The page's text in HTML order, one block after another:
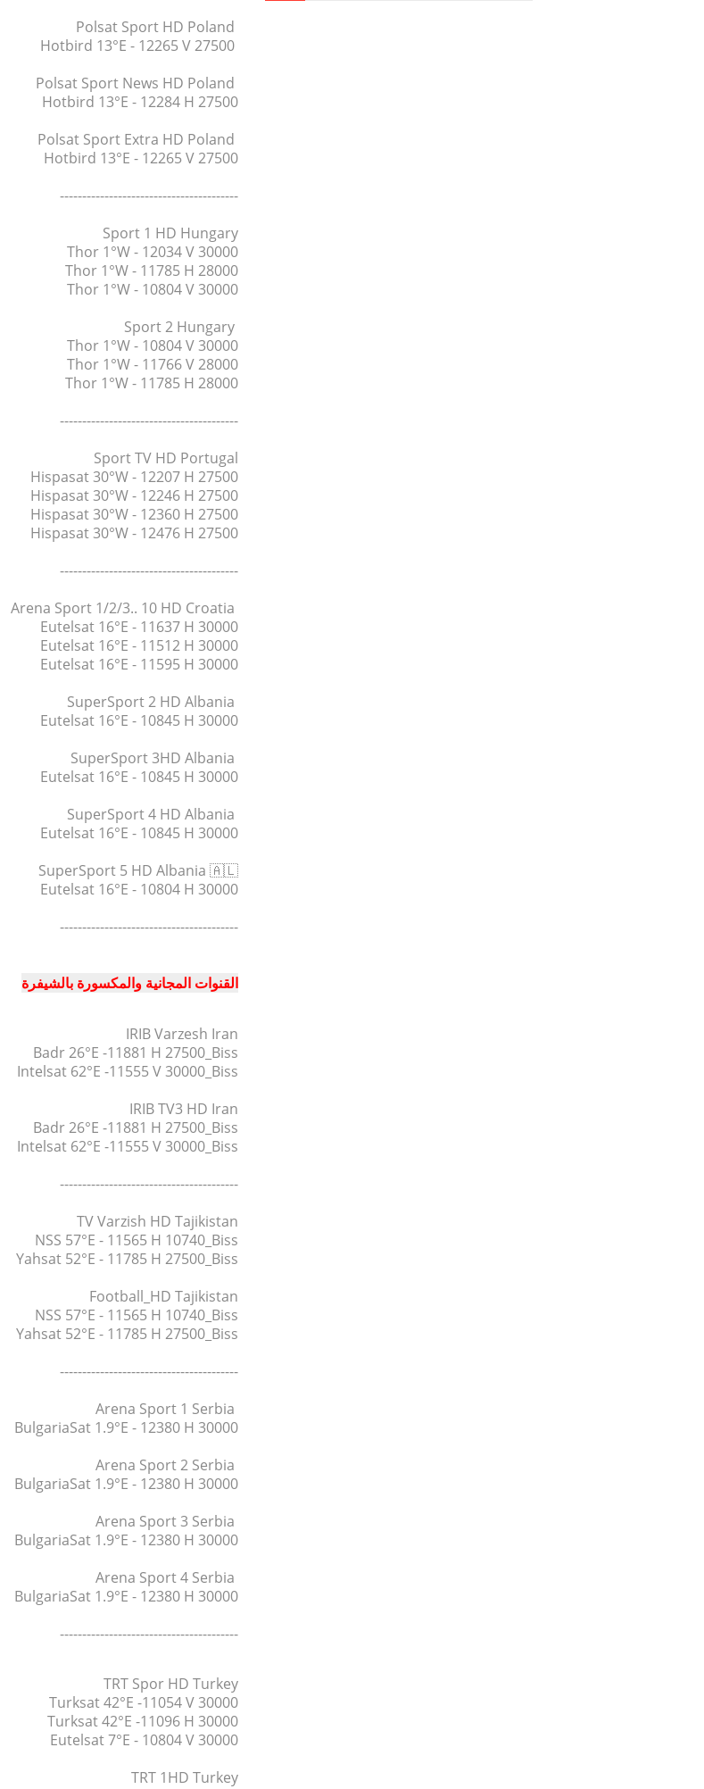
Polsat Sport HD Poland
Hotbird 13°E - 12265 V 27500
Polsat Sport News HD Poland
Hotbird 13°E - 12284 H 27500
Polsat Sport Extra HD Poland
Hotbird 13°E - 12265 V 27500
----------------------------------------
Sport 1 HD Hungary
Thor 1°W - 12034 V 30000
Thor 1°W - 11785 H 28000
Thor 1°W - 10804 V 30000
Sport 2 Hungary
Thor 1°W - 10804 V 30000
Thor 1°W - 11766 V 28000
Thor 1°W - 11785 H 28000
----------------------------------------
Sport TV HD Portugal
Hispasat 30°W - 12207 H 27500
Hispasat 30°W - 12246 H 27500
Hispasat 30°W - 12360 H 27500
Hispasat 30°W - 12476 H 27500
----------------------------------------
Arena Sport 1/2/3.. 10 HD Croatia
Eutelsat 16°E - 11637 H 30000
Eutelsat 16°E - 11512 H 30000
Eutelsat 16°E - 11595 H 30000
SuperSport 2 HD Albania
Eutelsat 16°E - 10845 H 30000
SuperSport 3HD Albania
Eutelsat 16°E - 10845 H 30000
SuperSport 4 HD Albania
Eutelsat 16°E - 10845 H 30000
SuperSport 5 HD Albania 🇦🇱
Eutelsat 16°E - 10804 H 30000
----------------------------------------
القنوات المجانية والمكسورة بالشيفرة
IRIB Varzesh Iran
Badr 26°E -11881 H 27500_Biss
Intelsat 62°E -11555 V 30000_Biss
IRIB TV3 HD Iran
Badr 26°E -11881 H 27500_Biss
Intelsat 62°E -11555 V 30000_Biss
----------------------------------------
TV Varzish HD Tajikistan
NSS 57°E - 11565 H 10740_Biss
Yahsat 52°E - 11785 H 27500_Biss
Football_HD Tajikistan
NSS 57°E - 11565 H 10740_Biss
Yahsat 52°E - 11785 H 27500_Biss
----------------------------------------
Arena Sport 1 Serbia
BulgariaSat 1.9°E - 12380 H 30000
Arena Sport 2 Serbia
BulgariaSat 1.9°E - 12380 H 30000
Arena Sport 3 Serbia
BulgariaSat 1.9°E - 12380 H 30000
Arena Sport 4 Serbia
BulgariaSat 1.9°E - 12380 H 30000
----------------------------------------
TRT Spor HD Turkey
Turksat 42°E -11054 V 30000
Turksat 42°E -11096 H 30000
Eutelsat 7°E - 10804 V 30000
TRT 1HD Turkey